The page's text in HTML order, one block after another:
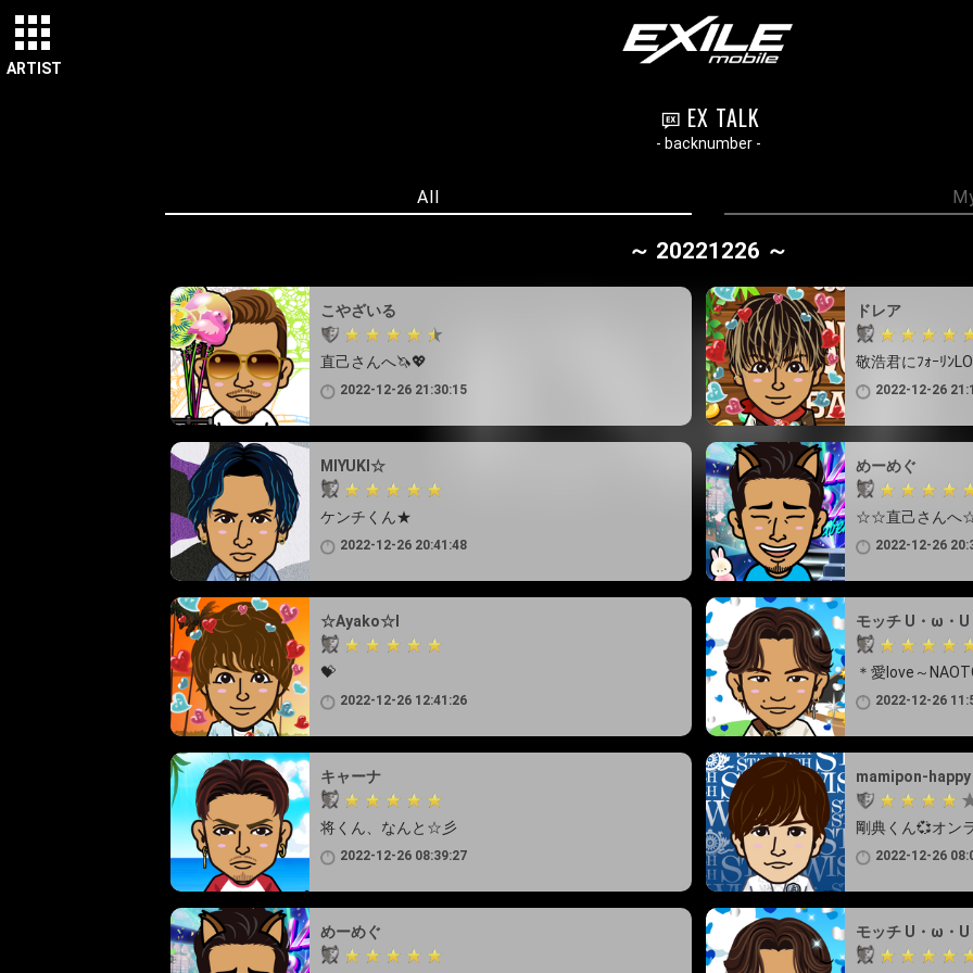
ARTIST
EX TALK
- backnumber -
All
～ 20221226 ～
こやざいる
直己さんへ🦄💖
2022-12-26 21:30:15
ドレア
敬浩君にﾌｫｰﾘﾝ
2022-12-26
MIYUKI☆
ケンチくん★
2022-12-26 20:41:48
めーめぐ
☆☆直己さん
2022-12-26
☆Ayako☆I
💝
2022-12-26 12:41:26
モッチ U・ω・U
＊愛love～
2022-12-26
キャーナ
将くん、なんと☆彡
2022-12-26 08:39:27
mamipon-happy
剛典くん💞オン
2022-12-26
めーめぐ モッチ U・ω・U